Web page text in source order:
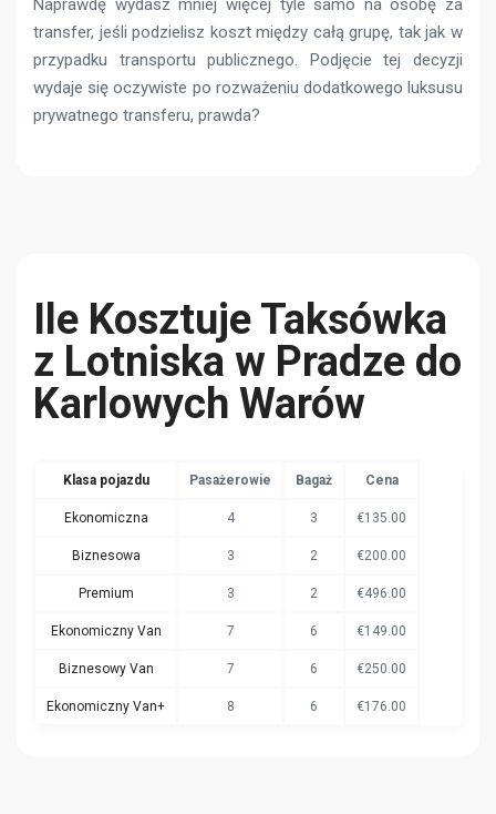
Naprawdę wydasz mniej więcej tyle samo na osobę za
transfer, jeśli podzielisz koszt między całą grupę, tak jak w
przypadku transportu publicznego. Podjęcie tej decyzji
wydaje się oczywiste po rozważeniu dodatkowego luksusu
prywatnego transferu, prawda?
Ile Kosztuje Taksówka
z Lotniska w Pradze do
Karlowych Warów
Klasa pojazdu Pasażerowie Bagaż Cena
Ekonomiczna 4 3 €135.00
Biznesowa 3 2 €200.00
Premium 3 2 €496.00
Ekonomiczny Van 7 6 €149.00
Biznesowy Van 7 6 €250.00
Ekonomiczny Van+ 8 6 €176.00